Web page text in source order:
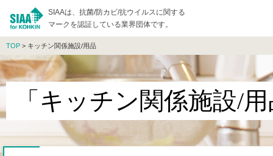
SIAAは、抗菌/防カビ/抗ウイルスに関する
マークを認証している業界団体です。
TOP > キッチン関係施設/用品
「キッチン関係施設/